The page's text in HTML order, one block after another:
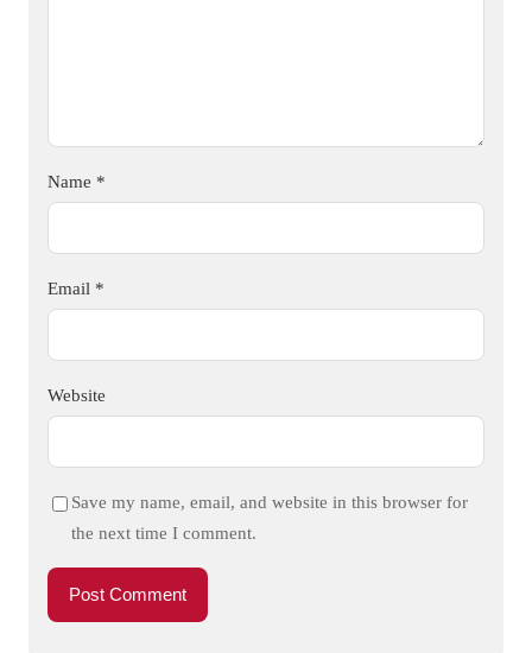
Name *
Email *
Website
Save my name, email, and website in this browser for
the next time I comment.